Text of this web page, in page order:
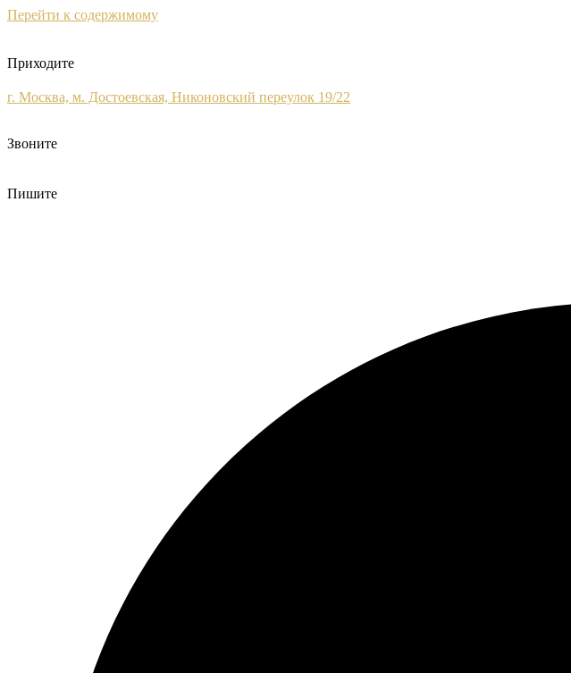
Перейти к содержимому
Приходите
г. Москва, м. Достоевская, Никоновский переулок 19/22
Звоните
Пишите